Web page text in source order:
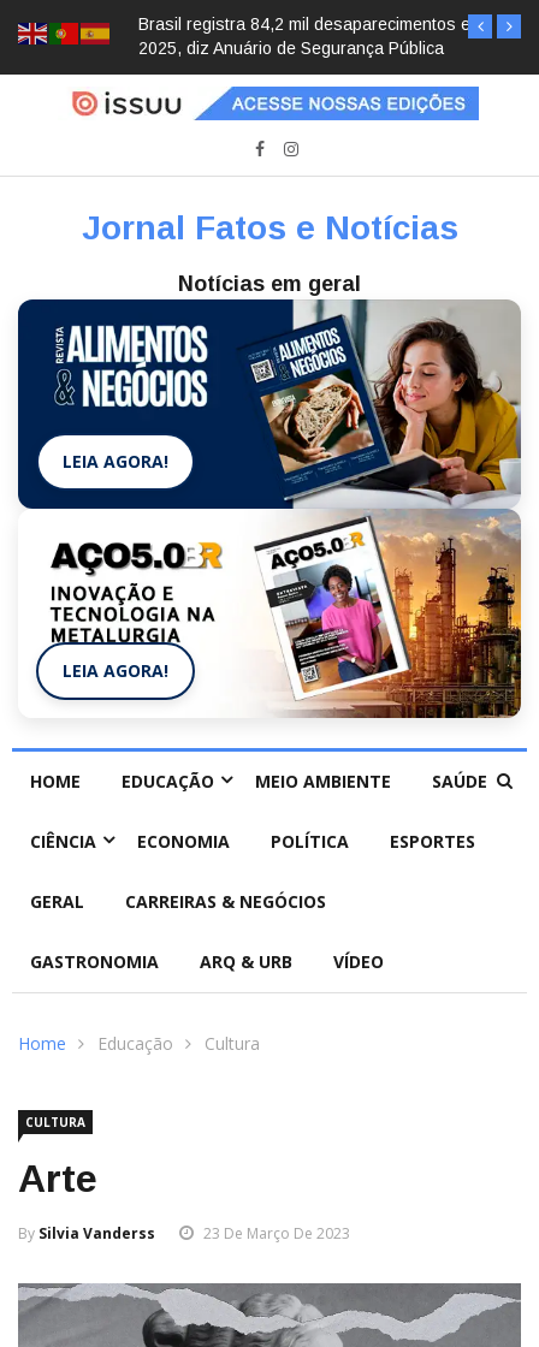
Brasil registra 84,2 mil desaparecimentos em
2025, diz Anuário de Segurança Pública
Jornal Fatos e Notícias
Notícias em geral
LEIA AGORA!
LEIA AGORA!
HOME EDUCAÇÃO MEIO AMBIENTE SAÚDE
CIÊNCIA ECONOMIA POLÍTICA ESPORTES
GERAL CARREIRAS & NEGÓCIOS
GASTRONOMIA ARQ & URB VÍDEO
Home Educação Cultura
CULTURA
Arte
By Silvia Vanderss 23 De Março De 2023